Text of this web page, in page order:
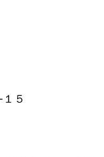
５